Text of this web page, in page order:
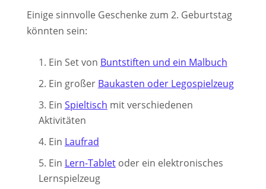
Einige sinnvolle Geschenke zum 2. Geburtstag
könnten sein:
Ein Set von Buntstiften und ein Malbuch
Ein großer Baukasten oder Legospielzeug
Ein Spieltisch mit verschiedenen
Aktivitäten
Ein Laufrad
Ein Lern-Tabletoder ein elektronisches
Lernspielzeug